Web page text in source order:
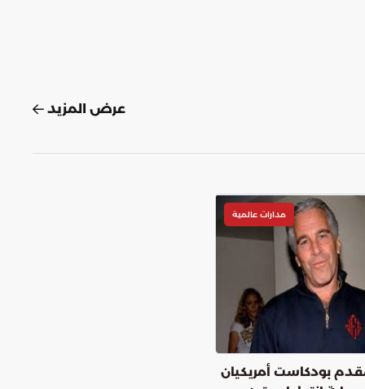
عرض المزيد
مدارات عالمية
بودكاست أمريكيان